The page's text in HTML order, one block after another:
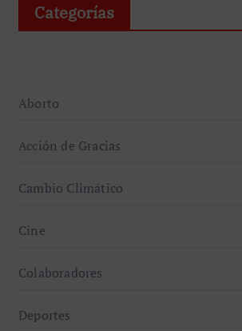
Categorías
Aborto
Acción de Gracias
Cambio Climático
Cine
Colaboradores
Deportes